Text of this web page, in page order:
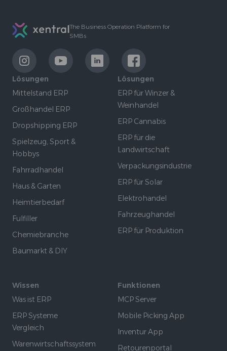
The Business Operation Platform for
SMBs
LinkExternalLinkExternalLinkExternalLinkExternal
Lösungen
Mittelstand ERP
Großhandel ERP
Dropshipping ERP
Spielzeug, Sport &
Hobbys
Fahrradhandel
Haus & Garten
Heimtierbedarf
Fulfiller
Chemiebranche
Baumarkt & DIY
Lösungen
ERP für Winzer &
Weinhandel
ERP Cannabis
ERP für die
Landwirtschaft
Verpackungsindustrie
ERP für Solar
Elektrohandel
Fahrzeughandel
ERP für Produktion
Wissen
Was ist ERP
ERP Systeme
Vergleich
Warenwirtschaftssystem
Funktionen
MCP Server
Mobile Picking App
Inventur App
Retourenportal